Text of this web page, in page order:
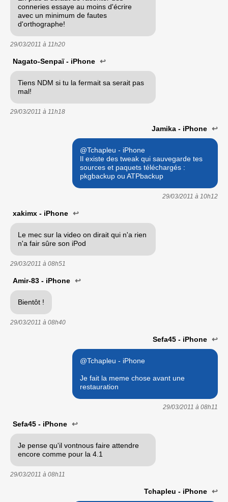
conneries essaye au moins d'écrire
avec un minimum de fautes
d'orthographe!
29/03/2011 à 11h20
Nagato-Senpaï - iPhone ↩
Tiens NDM si tu la fermait sa serait pas
mal!
29/03/2011 à 11h18
Jamika - iPhone ↩
@Tchapleu - iPhone
Il existe des tweak qui sauvegarde tes
sources et paquets téléchargés :
pkgbackup ou ATPbackup
29/03/2011 à 10h12
xakimx - iPhone ↩
Le mec sur la video on dirait qui n'a rien
n'a fair sûre son iPod
29/03/2011 à 08h51
Amir-83 - iPhone ↩
Bientôt !
29/03/2011 à 08h40
Sefa45 - iPhone ↩
@Tchapleu - iPhone
Je fait la meme chose avant une
restauration
29/03/2011 à 08h11
Sefa45 - iPhone ↩
Je pense qu'il vontnous faire attendre
encore comme pour la 4.1
29/03/2011 à 08h11
Tchapleu - iPhone ↩